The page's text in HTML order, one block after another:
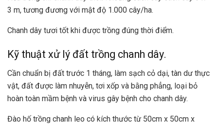
3 m, tương đương với mật độ 1.000 cây/ha.
Chanh dây tươi tốt khi được trồng đúng thời điểm.
Kỹ thuật xử lý đất trồng chanh dây.
Cần chuẩn bị đất trước 1 tháng, làm sạch cỏ dại, tàn dư thực
vật, đất được làm nhuyễn, tơi xốp và bằng phẳng, loại bỏ
hoàn toàn mầm bệnh và virus gây bệnh cho chanh dây.
Đào hố trồng chanh leo có kích thước từ 50cm x 50cm x